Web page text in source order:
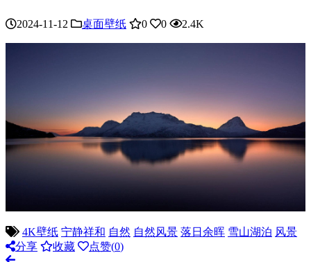
2024-11-12 桌面壁纸 0 0 2.4K
4K壁纸 宁静祥和 自然 自然风景 落日余晖 雪山湖泊 风景
分享
收藏 点赞(0)